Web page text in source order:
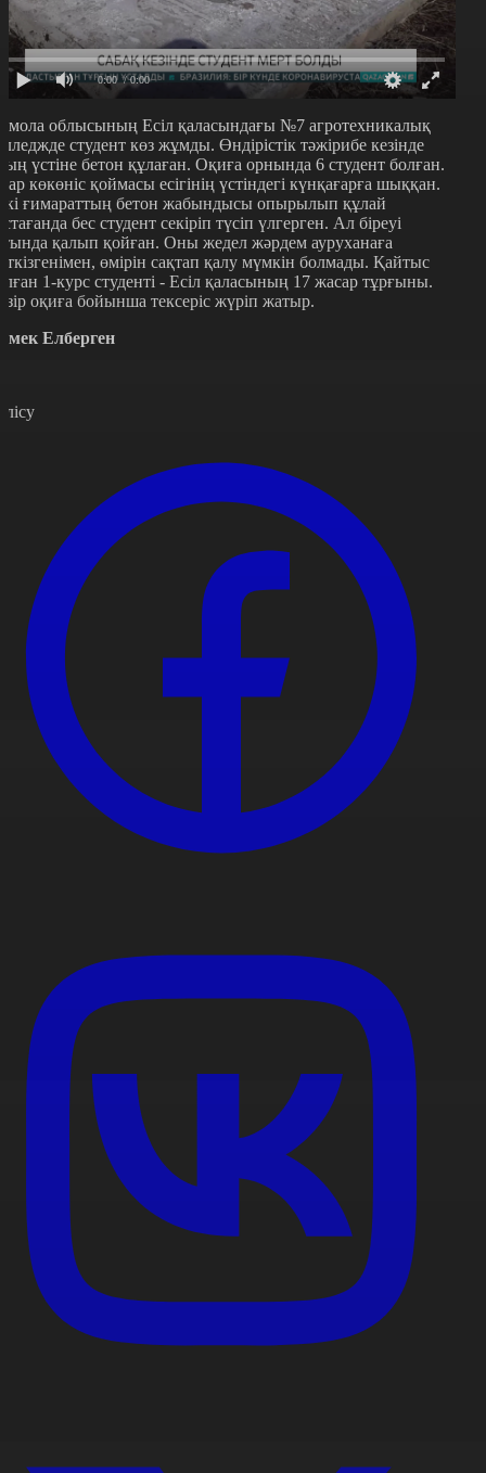
0:00 / 0:00
облысының Есіл қаласындағы №7 агротехникалық
студент көз жұмды. Өндірістік тәжірибе кезінде
үстіне бетон құлаған. Оқиға орнында 6 студент болған.
көкөніс қоймасы есігінің үстіндегі күнқағарға шыққан.
ғимараттың бетон жабындысы опырылып құлай
бес студент секіріп түсіп үлгерген. Ал біреуі
қалып қойған. Оны жедел жәрдем ауруханаға
өмірін сақтап қалу мүмкін болмады. Қайтыс
1-курс студенті - Есіл қаласының 17 жасар тұрғыны.
оқиға бойынша тексеріс жүріп жатыр.
Елберген